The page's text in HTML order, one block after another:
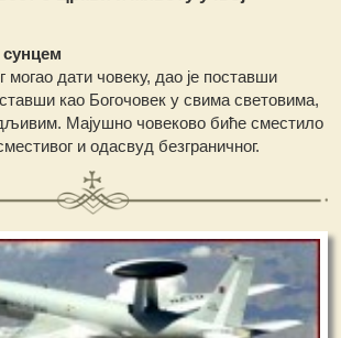
могао дати човеку, дао је поставши
као Богочовек у свима световима,
Мајушно човеково биће сместило
и одасвуд безграничног.